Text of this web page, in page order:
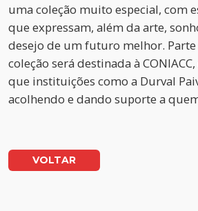
uma coleção muito especial, com
que expressam, além da arte,
desejo de um futuro melhor. Parte
coleção será destinada à
que instituições como a Durval
acolhendo e dando suporte a
VOLTAR